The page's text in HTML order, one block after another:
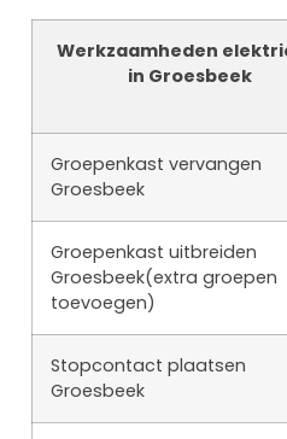
Werkzaamheden
in Groesbeek
Groepenkast vervangen
Groesbeek
Groepenkast uitbreiden
Groesbeek(extra groepen
toevoegen)
Stopcontact plaatsen
Groesbeek